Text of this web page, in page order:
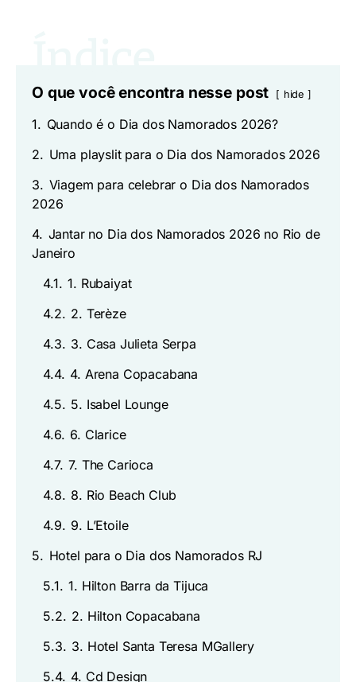
O que você encontra nesse post hide
1. Quando é o Dia dos Namorados 2026?
2. Uma playslit para o Dia dos Namorados 2026
3. Viagem para celebrar o Dia dos Namorados
2026
4. Jantar no Dia dos Namorados 2026 no Rio de
Janeiro
4.1. 1. Rubaiyat
4.2. 2. Terèze
4.3. 3. Casa Julieta Serpa
4.4. 4. Arena Copacabana
4.5. 5. Isabel Lounge
4.6. 6. Clarice
4.7. 7. The Carioca
4.8. 8. Rio Beach Club
4.9. 9. L’Etoile
5. Hotel para o Dia dos Namorados RJ
5.1. 1. Hilton Barra da Tijuca
5.2. 2. Hilton Copacabana
5.3. 3. Hotel Santa Teresa MGallery
5.4. 4. Cd Design